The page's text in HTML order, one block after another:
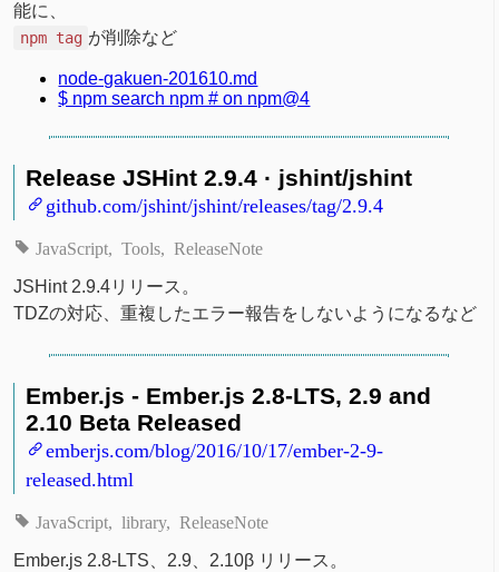
能に、
npm tag が削除など
node-gakuen-201610.md
$ npm search npm # on npm@4
Release JSHint 2.9.4 · jshint/jshint
github.com/jshint/jshint/releases/tag/2.9.4
JavaScript Tools ReleaseNote
JSHint 2.9.4リリース。
TDZの対応、重複したエラー報告をしないようになるなど
Ember.js - Ember.js 2.8-LTS, 2.9 and
2.10 Beta Released
emberjs.com/blog/2016/10/17/ember-2-9-
released.html
JavaScript library ReleaseNote
Ember.js 2.8-LTS、2.9、2.10β リリース。